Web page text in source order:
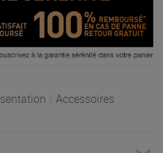
Accessoires